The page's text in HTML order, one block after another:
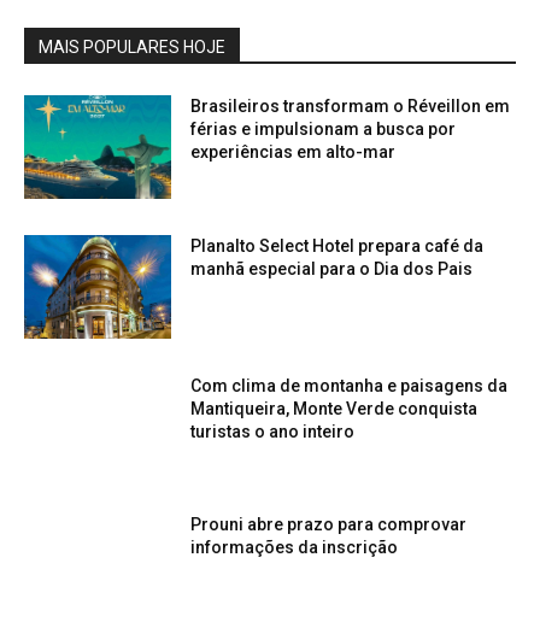
MAIS POPULARES HOJE
Brasileiros transformam o Réveillon em
férias e impulsionam a busca por
experiências em alto-mar
Planalto Select Hotel prepara café da
manhã especial para o Dia dos Pais
Com clima de montanha e paisagens da
Mantiqueira, Monte Verde conquista
turistas o ano inteiro
Prouni abre prazo para comprovar
informações da inscrição